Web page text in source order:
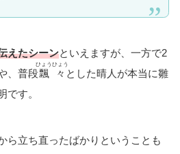
えたシーンといえますが、一方で2
、普段飄々
ひょうひょう
とした晴人が本当に雛
です。
ら立ち直ったばかりということも